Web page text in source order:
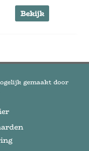
Bekijk
gemaakt door